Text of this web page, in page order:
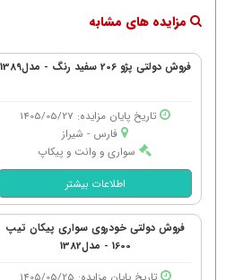
مزایده های مشابه
فروش دولتی پژو 206 سفید رنگ - مدل1389
تاریخ پایان مزایده: 1405/05/27
فارس - شیراز
سواری و وانت و پیکاپ
اطلاعات بیشتر
فروش دولتی خودروی سواری پیکان تیپ
1600 - مدل1382